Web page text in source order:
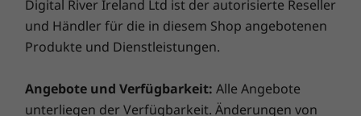
Ryzen™ AI 9 HX
PRO 370
Bis zu Windows
11 Pro oder
Core™
Series
Intel
Pro
Smart Performance
Computernutzung! Verleihen Sie Ihrem Computer
Digital River Ireland Ltd ist der autorisierte Reseller
und Händler für die in diesem Shop angebotenen
Produkte und Dienstleistungen.
Angebote und Verfügbarkeit: Alle Angebote
unterliegen der Verfügbarkeit. Änderungen von